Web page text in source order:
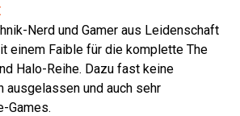
Nerd und Gamer aus Leidenschaft
einem Faible für die komplette The
Halo-Reihe. Dazu fast keine
ausgelassen und auch sehr
Games.